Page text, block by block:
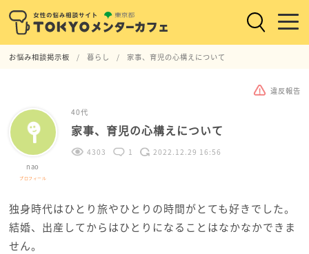
お悩み相談掲示板 暮らし 家事、育児の心構えについて
違反報告
nao
プロフィール
40代
家事、育児の心構えについて
4303 1 2022.12.29 16:56
独身時代はひとり旅やひとりの時間がとても好きでした。
結婚、出産してからはひとりになることはなかなかできま
せん。